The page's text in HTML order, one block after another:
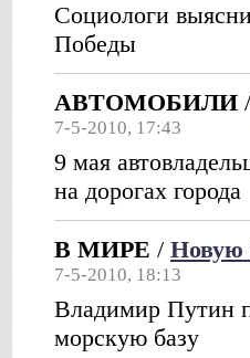
Социологи
Победы
АВТОМОБИЛИ /
7-5-2010, 17:43
9 мая
на дорогах города
В МИРЕ / Новую
7-5-2010, 18:13
Владимир Путин
морскую базу